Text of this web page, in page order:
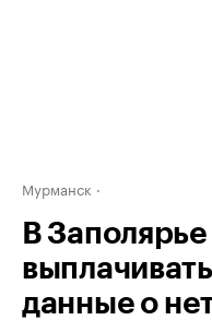
Мурманск
В
данные о